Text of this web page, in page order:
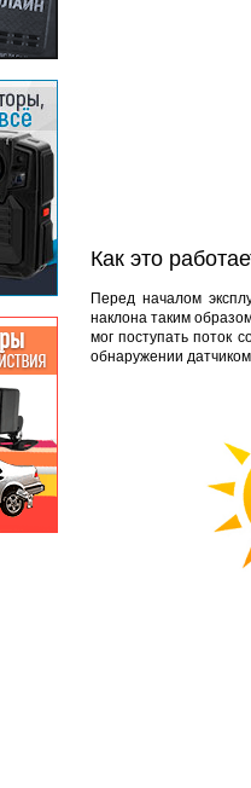
Как это
Перед началом
наклона таким
мог поступать поток
обнаружении